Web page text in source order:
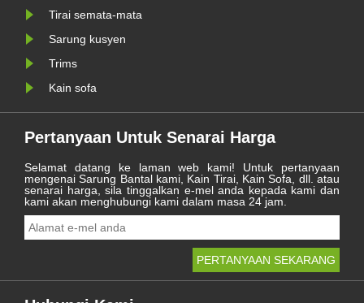
Tirai semata-mata
Sarung kusyen
Trims
Kain sofa
Pertanyaan Untuk Senarai Harga
Selamat datang ke laman web kami! Untuk pertanyaan
mengenai Sarung Bantal kami, Kain Tirai, Kain Sofa, dll. atau
senarai harga, sila tinggalkan e-mel anda kepada kami dan
kami akan menghubungi kami dalam masa 24 jam.